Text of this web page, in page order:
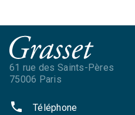
61 rue des Saints-Pères
75006 Paris
phone Téléphone